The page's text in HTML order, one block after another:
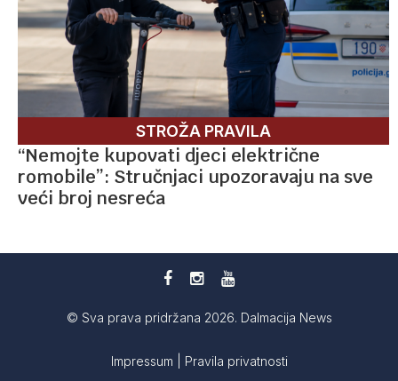
STROŽA PRAVILA
“Nemojte kupovati djeci električne
romobile”: Stručnjaci upozoravaju na sve
veći broj nesreća
© Sva prava pridržana 2026. Dalmacija News
Impressum Pravila privatnosti